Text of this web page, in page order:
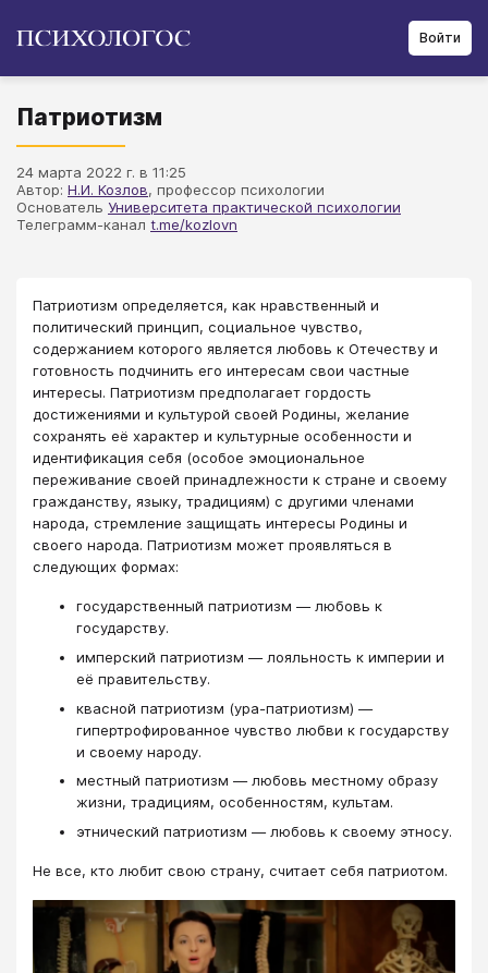
Войти
Патриотизм
24 марта 2022 г. в 11:25
Автор: Н.И. Козлов, профессор психологии
Основатель Университета практической психологии
Телеграмм-канал t.me/kozlovn
Патриотизм определяется, как нравственный и
политический принцип, социальное чувство,
содержанием которого является любовь к Отечеству и
готовность подчинить его интересам свои частные
интересы. Патриотизм предполагает гордость
достижениями и культурой своей Родины, желание
сохранять её характер и культурные особенности и
идентификация себя (особое эмоциональное
переживание своей принадлежности к стране и своему
гражданству, языку, традициям) с другими членами
народа, стремление защищать интересы Родины и
своего народа. Патриотизм может проявляться в
следующих формах:
государственный патриотизм — любовь к
государству.
имперский патриотизм — лояльность к империи и
её правительству.
квасной патриотизм (ура-патриотизм) —
гипертрофированное чувство любви к государству
и своему народу.
местный патриотизм — любовь местному образу
жизни, традициям, особенностям, культам.
этнический патриотизм — любовь к своему этносу.
Не все, кто любит свою страну, считает себя патриотом.